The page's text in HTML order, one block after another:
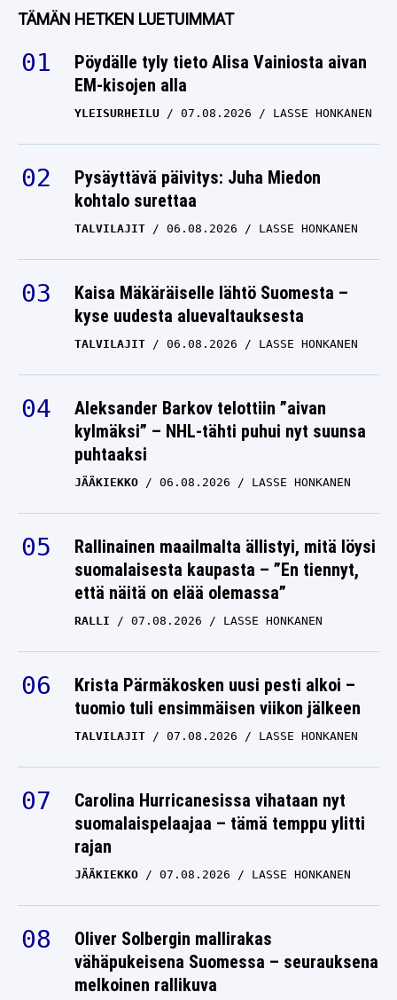
TÄMÄN HETKEN LUETUIMMAT
Pöydälle tyly tieto Alisa Vainiosta aivan
EM-kisojen alla
YLEISURHEILU 07.08.2026 LASSE HONKANEN
Pysäyttävä päivitys: Juha Miedon
kohtalo surettaa
TALVILAJIT 06.08.2026 LASSE HONKANEN
Kaisa Mäkäräiselle lähtö Suomesta –
kyse uudesta aluevaltauksesta
TALVILAJIT 06.08.2026 LASSE HONKANEN
Aleksander Barkov telottiin ”aivan
kylmäksi” – NHL-tähti puhui nyt suunsa
puhtaaksi
JÄÄKIEKKO 06.08.2026 LASSE HONKANEN
Rallinainen maailmalta ällistyi, mitä löysi
suomalaisesta kaupasta – ”En tiennyt,
että näitä on elää olemassa”
RALLI 07.08.2026 LASSE HONKANEN
Krista Pärmäkosken uusi pesti alkoi –
tuomio tuli ensimmäisen viikon jälkeen
TALVILAJIT 07.08.2026 LASSE HONKANEN
Carolina Hurricanesissa vihataan nyt
suomalaispelaajaa – tämä temppu ylitti
rajan
JÄÄKIEKKO 07.08.2026 LASSE HONKANEN
Oliver Solbergin mallirakas
vähäpukeisena Suomessa – seurauksena
melkoinen rallikuva